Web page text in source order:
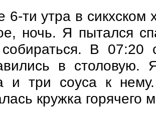
6-ти утра в
ночь. Я пытался
В 07:20
в
и три соуса к
кружка горячего